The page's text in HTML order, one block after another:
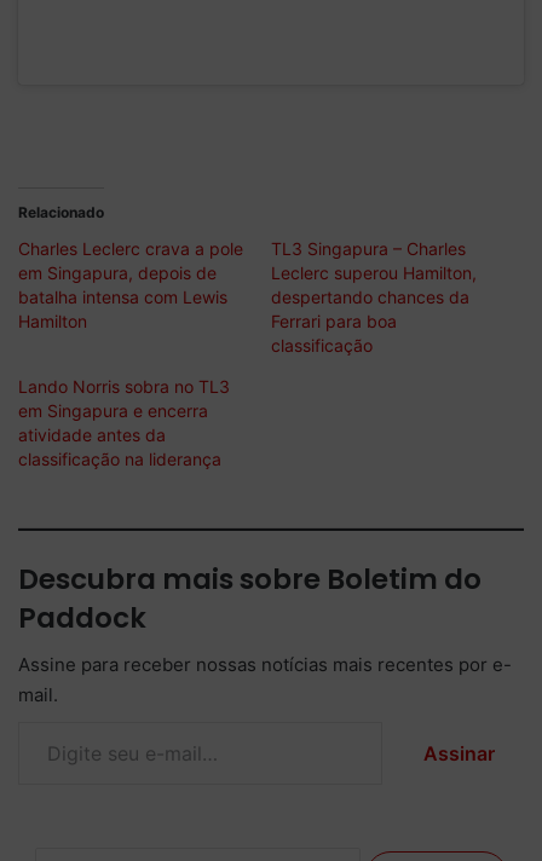
Relacionado
Charles Leclerc crava a pole
em Singapura, depois de
batalha intensa com Lewis
Hamilton
TL3 Singapura – Charles
Leclerc superou Hamilton,
despertando chances da
Ferrari para boa
classificação
Lando Norris sobra no TL3
em Singapura e encerra
atividade antes da
classificação na liderança
Descubra mais sobre Boletim do
Paddock
Assine para receber nossas notícias mais recentes por e-
mail.
Assinar